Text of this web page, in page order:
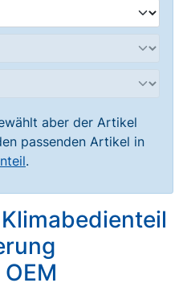
aber der Artikel
passenden Artikel in
.